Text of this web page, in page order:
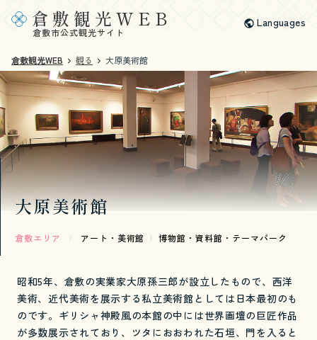
倉敷観光WEB
倉敷市公式観光サイト
Languages
倉敷観光WEB 観る 大原美術館
大原美術館
倉敷エリア | アート・美術館 | 博物館・資料館・テーマパーク
昭和5年、倉敷の実業家大原孫三郎が設立したもので、西洋
美術、近代美術を展示する私立美術館としては日本最初のも
のです。ギリシャ神殿風の本館の中には世界画壇の巨匠作品
が多数展示されており、ツタにおおわれた石垣、門を入ると